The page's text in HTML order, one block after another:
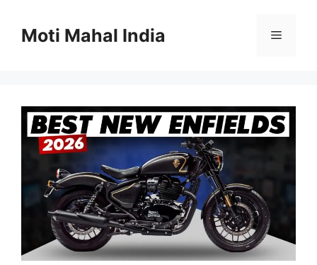
contentMoti Mahal India Menu